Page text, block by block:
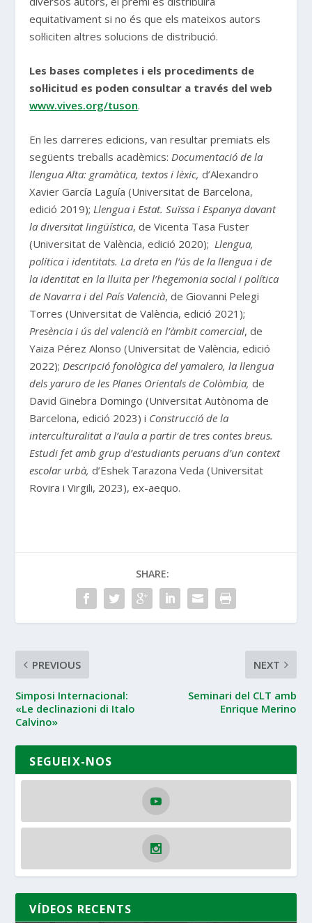
equitativament si no és que els mateixos autors
sol·liciten altres solucions de distribució.
Les bases completes i els procediments de
sol·licitud es poden consultar a través del web
www.vives.org/tuson.
En les darreres edicions, van resultar premiats els
següents treballs acadèmics: Documentació de la
llengua Alta: gramàtica, textos i lèxic, d’Alexandro
Xavier García Laguía (Universitat de Barcelona,
edició 2019); Llengua i Estat. Suïssa i Espanya davant
la diversitat lingüística, de Vicenta Tasa Fuster
(Universitat de València, edició 2020); Llengua,
política i identitats. La dreta en l’ús de la llengua i de
la identitat en la lluita per l’hegemonia social i política
de Navarra i del País Valencià, de Giovanni Pelegi
Torres (Universitat de València, edició 2021);
Presència i ús del valencià en l’àmbit comercial, de
Yaiza Pérez Alonso (Universitat de València, edició
2022); Descripció fonològica del yamalero, la llengua
dels yaruro de les Planes Orientals de Colòmbia,de
David Ginebra Domingo (Universitat Autònoma de
Barcelona, edició 2023) i Construcció de la
interculturalitat a l’aula a partir de tres contes breus.
Estudi fet amb grup d’estudiants peruans d’un context
escolar urbà,d’Eshek Tarazona Veda (Universitat
Rovira i Virgili, 2023), ex-aequo.
SHARE:
PREVIOUS
Simposi Internacional:
«Le declinazioni di Italo
Calvino»
NEXT
Seminari del CLT amb
Enrique Merino
SEGUEIX-NOS
VÍDEOS RECENTS